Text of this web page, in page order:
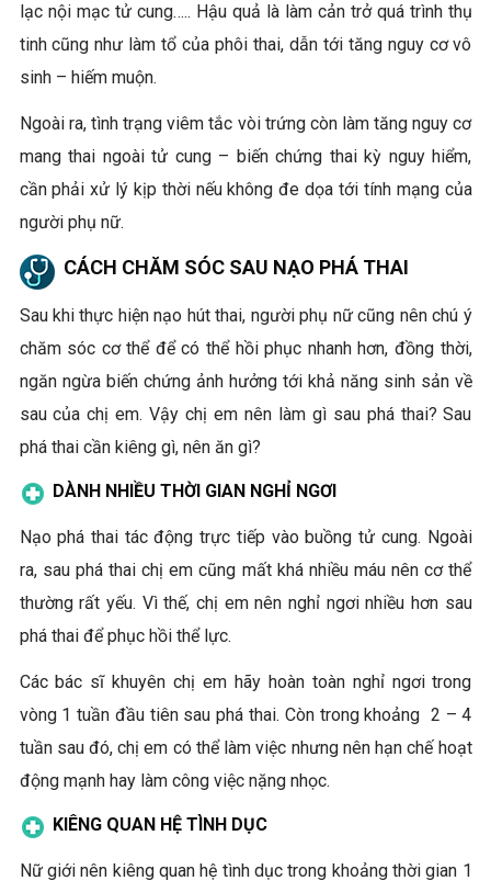
lạc nội mạc tử cung….. Hậu quả là làm cản trở quá trình thụ
tinh cũng như làm tổ của phôi thai, dẫn tới tăng nguy cơ vô
sinh – hiếm muộn.
Ngoài ra, tình trạng viêm tắc vòi trứng còn làm tăng nguy cơ
mang thai ngoài tử cung – biến chứng thai kỳ nguy hiểm,
cần phải xử lý kịp thời nếu không đe dọa tới tính mạng của
người phụ nữ.
CÁCH CHĂM SÓC SAU NẠO PHÁ THAI
Sau khi thực hiện nạo hút thai, người phụ nữ cũng nên chú ý
chăm sóc cơ thể để có thể hồi phục nhanh hơn, đồng thời,
ngăn ngừa biến chứng ảnh hưởng tới khả năng sinh sản về
sau của chị em. Vậy chị em nên làm gì sau phá thai? Sau
phá thai cần kiêng gì, nên ăn gì?
DÀNH NHIỀU THỜI GIAN NGHỈ NGƠI
Nạo phá thai tác động trực tiếp vào buồng tử cung. Ngoài
ra, sau phá thai chị em cũng mất khá nhiều máu nên cơ thể
thường rất yếu. Vì thế, chị em nên nghỉ ngơi nhiều hơn sau
phá thai để phục hồi thể lực.
Các bác sĩ khuyên chị em hãy hoàn toàn nghỉ ngơi trong
vòng 1 tuần đầu tiên sau phá thai. Còn trong khoảng 2 – 4
tuần sau đó, chị em có thể làm việc nhưng nên hạn chế hoạt
động mạnh hay làm công việc nặng nhọc.
KIÊNG QUAN HỆ TÌNH DỤC
Nữ giới nên kiêng quan hệ tình dục trong khoảng thời gian 1